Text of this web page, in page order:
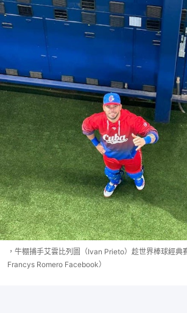
，牛棚捕手艾雲比列圖（Ivan Prieto）趁世界棒球經典
Francys Romero Facebook）